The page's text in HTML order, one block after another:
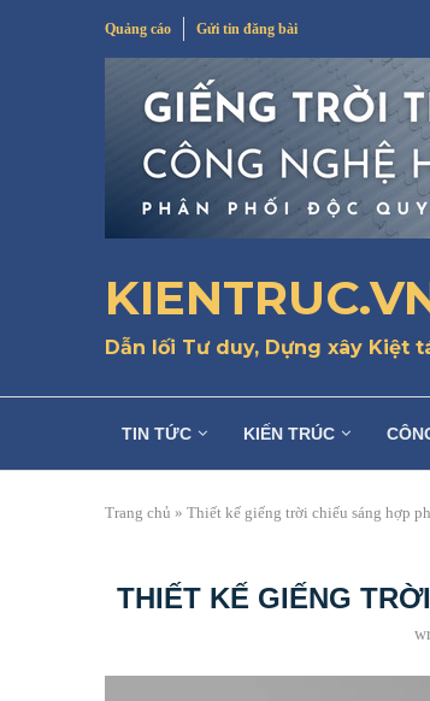
Quảng cáo Gửi tin đăng bài
Dẫn lối Tư duy, Dựng xây Kiệt
TIN TỨC KIẾN TRÚC
Trang chủ » Thiết kế giếng trời chiếu sáng hợp
THIẾT KẾ GIẾNG